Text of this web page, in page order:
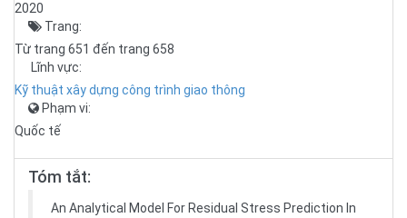
2020
Trang:
Từ trang 651 đến trang 658
Lĩnh vực:
Kỹ thuật xây dựng công trình giao thông
Phạm vi:
Quốc tế
Tóm tắt:
An Analytical Model For Residual Stress Prediction In